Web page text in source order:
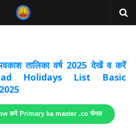
अवकाश तालिका वर्ष 2025 देखें व करें
Holidays List Basic
करें Primary ka master .co चैनल